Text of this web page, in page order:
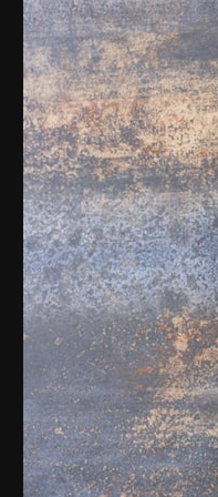
La piattaforma
migliori lavori.
creativi,
Italiano
Copyright ©